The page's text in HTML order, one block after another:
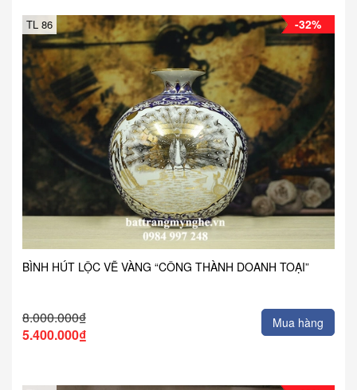
-32%
TL 86
BÌNH HÚT LỘC VẼ VÀNG “CÔNG THÀNH DOANH TOẠI”
8.000.000₫
5.400.000₫
Mua hàng